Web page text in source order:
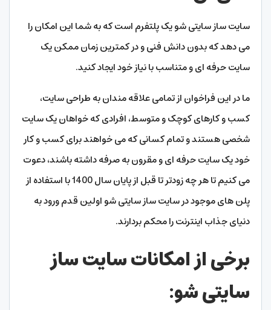
سایت ساز سایتی شو یک پلتفرم است که به شما این امکان را
می دهد که بدون دانش فنی و در کمترین زمان ممکن یک
سایت حرفه ای و متناسب با نیاز خود ایجاد کنید.
ما در این فراخوان از تمامی علاقه مندان به طراحی سایت،
کسب و کارهای کوچک و متوسط، افرادی که خواهان یک سایت
شخصی هستند و تمام کسانی که می خواهند برای کسب و کار
خود یک سایت حرفه ای و مقرون به صرفه داشته باشند، دعوت
می کنیم تا هر چه زودتر تا قبل از پایان سال 1400 با استفاده از
پلن های موجود در سایت ساز سایتی شو اولین قدم ورود به
دنیای جذاب اینترنت را محکم بردارند.
برخی از امکانات سایت ساز
سایتی شو: